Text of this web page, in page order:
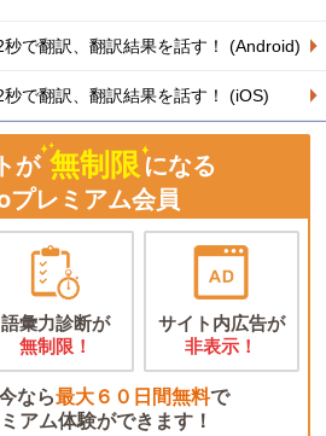
で翻訳、翻訳結果を話す！ (Android)
で翻訳、翻訳結果を話す！ (iOS)
が 無制限になる
レミアム会員
語彙力診断が
無制限！
サイト内広告が
非表示！
なら最大６０日間無料で
アム体験ができます！